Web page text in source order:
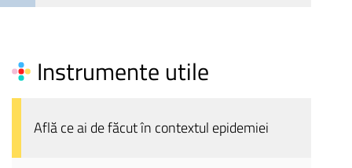
Instrumente utile
Află ce ai de făcut în contextul epidemiei